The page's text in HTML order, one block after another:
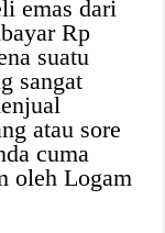
emas dari
Rp
suatu
sangat
atau sore
cuma
oleh Logam